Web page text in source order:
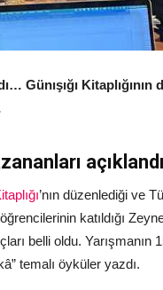
Günışığı
açıklandı
’nın düzenlediği ve
katıldığı
belli oldu. Yarışmanın
temalı öyküler yazdı.